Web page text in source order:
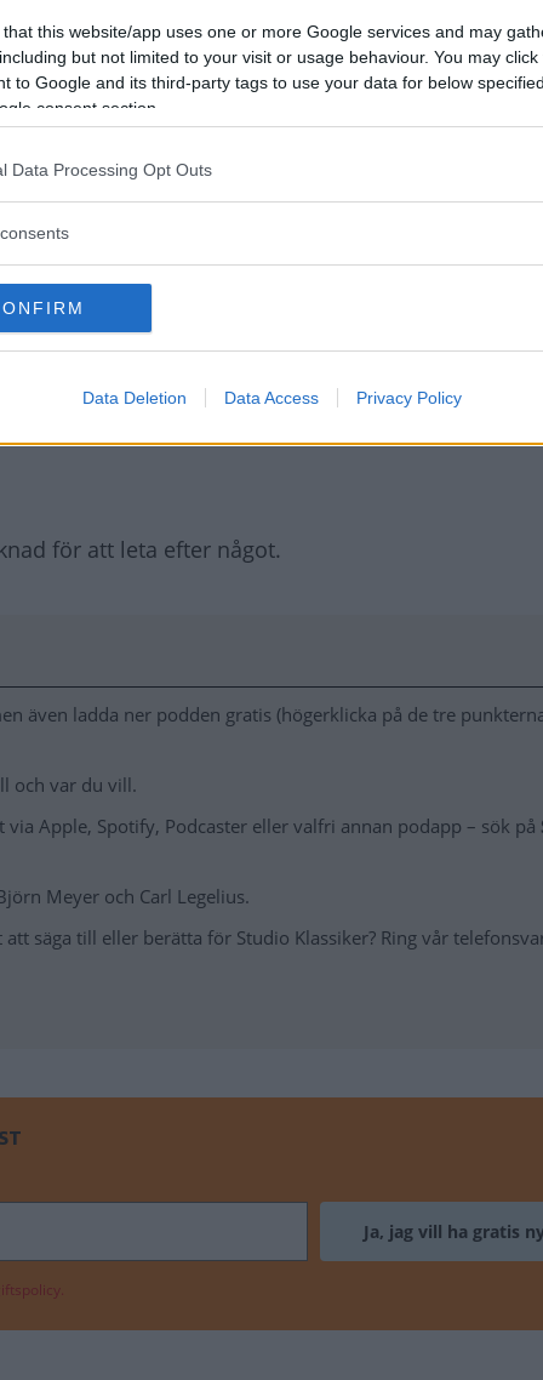
this website/app uses one or more Google services and may
but not limited to your visit or usage behaviour. You may
to Google and its third-party tags to use your data for below
consent section.
Data Processing Opt Outs
Data Deletion Data Access Privacy Policy
av bilträffar och marknader. Calle Carlquist
men jag hittade inte en enda. Det är en bedrift i
för att leta efter något.
även ladda ner podden gratis (högerklicka på de tre
och var du vill.
Apple, Spotify, Podcaster eller valfri annan podapp – sök på
Meyer och Carl Legelius.
säga till eller berätta för Studio Klassiker? Ring vår